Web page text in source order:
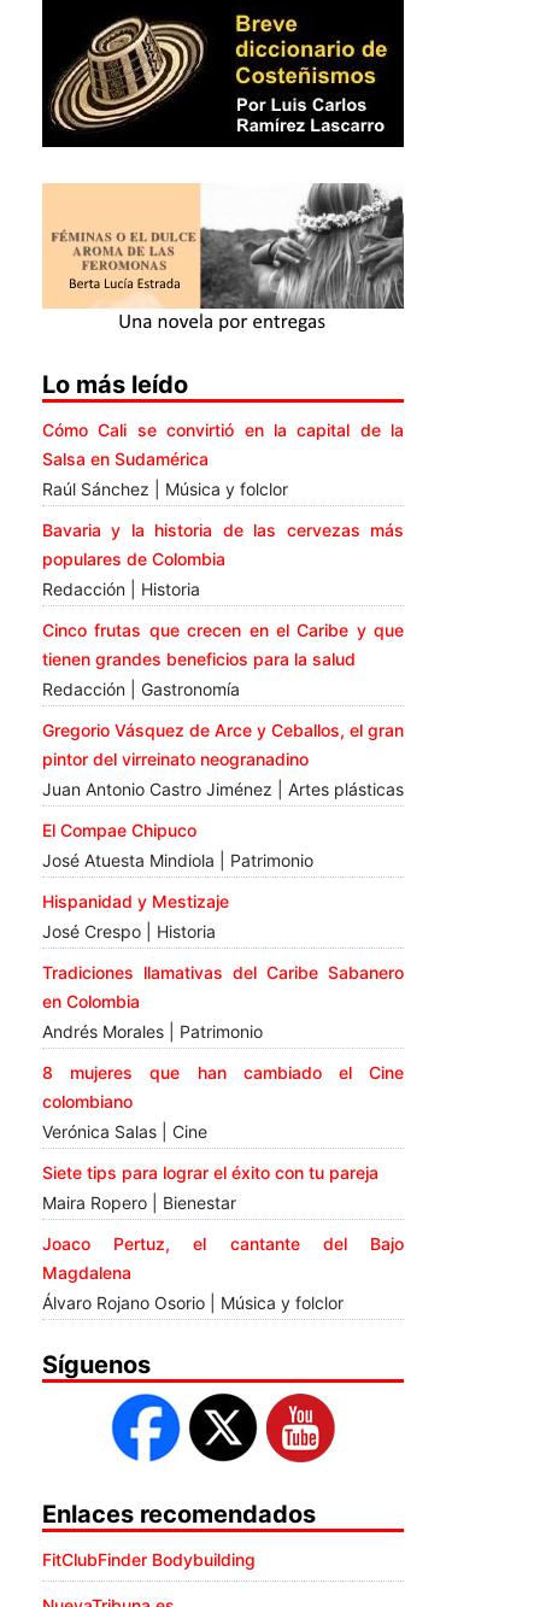
Lo más leído
Cómo Cali se convirtió en la capital de la
Salsa en Sudamérica
Raúl Sánchez | Música y folclor
Bavaria y la historia de las cervezas más
populares de Colombia
Redacción | Historia
Cinco frutas que crecen en el Caribe y que
tienen grandes beneficios para la salud
Redacción | Gastronomía
Gregorio Vásquez de Arce y Ceballos, el gran
pintor del virreinato neogranadino
Juan Antonio Castro Jiménez | Artes plásticas
El Compae Chipuco
José Atuesta Mindiola | Patrimonio
Hispanidad y Mestizaje
José Crespo | Historia
Tradiciones llamativas del Caribe Sabanero
en Colombia
Andrés Morales | Patrimonio
8 mujeres que han cambiado el Cine
colombiano
Verónica Salas | Cine
Siete tips para lograr el éxito con tu pareja
Maira Ropero | Bienestar
Joaco Pertuz, el cantante del Bajo
Magdalena
Álvaro Rojano Osorio | Música y folclor
Síguenos
Enlaces recomendados
FitClubFinder Bodybuilding